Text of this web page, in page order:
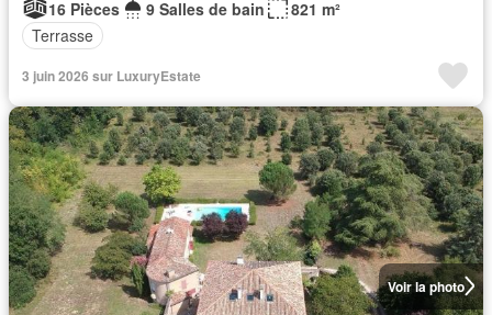
16 Pièces 9 Salles de bain
821 m²
Terrasse
3 juin 2026 sur LuxuryEstate
Voir la photo